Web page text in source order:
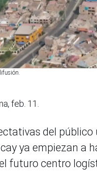
feb. 11.
del
ya empiezan a
futuro centro